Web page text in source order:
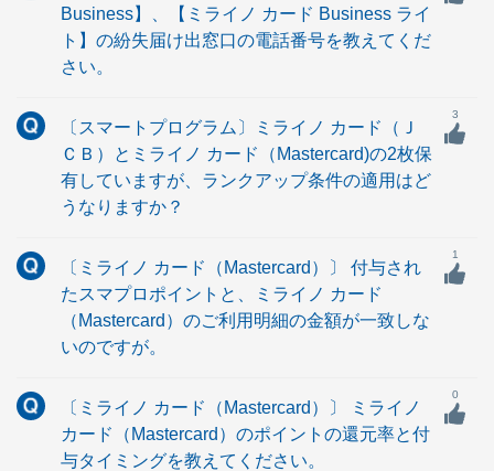
Business】、【ミライノ カード Business ライ
ト】の紛失届け出窓口の電話番号を教えてくだ
さい。
〔スマートプログラム〕ミライノ カード（Ｊ
ＣＢ）とミライノ カード（Mastercard)の2枚保
有していますが、ランクアップ条件の適用はど
うなりますか？
3
〔ミライノ カード（Mastercard）〕 付与され
たスマプロポイントと、ミライノ カード
（Mastercard）のご利用明細の金額が一致しな
いのですが。
1
〔ミライノ カード（Mastercard）〕 ミライノ
カード（Mastercard）のポイントの還元率と付
与タイミングを教えてください。
0